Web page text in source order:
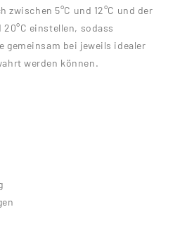
5°C und 12°C und der
20°C einstellen, sodass
gemeinsam bei jeweils idealer
werden können.